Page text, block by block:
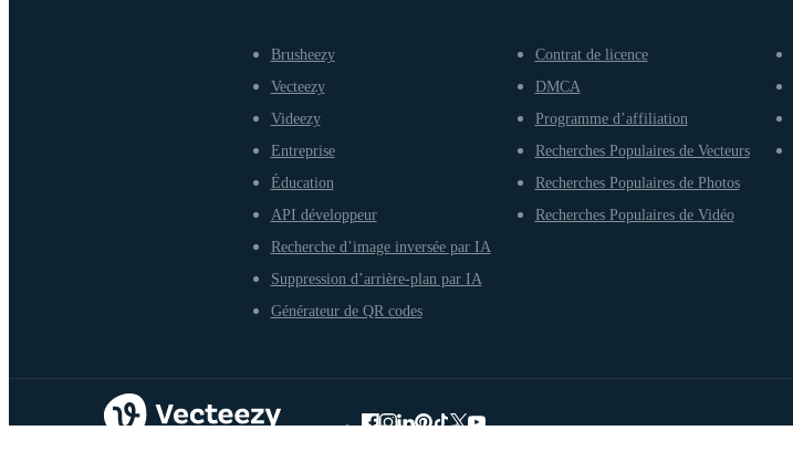
Brusheezy
Vecteezy
Videezy
Entreprise
Éducation
API développeur
Recherche d’image inversée par IA
Suppression d’arrière-plan par IA
Générateur de QR codes
Contrat de licence
DMCA
Programme d’affiliation
Recherches Populaires de Vecteurs
Recherches Populaires de Photos
Recherches Populaires de Vidéo